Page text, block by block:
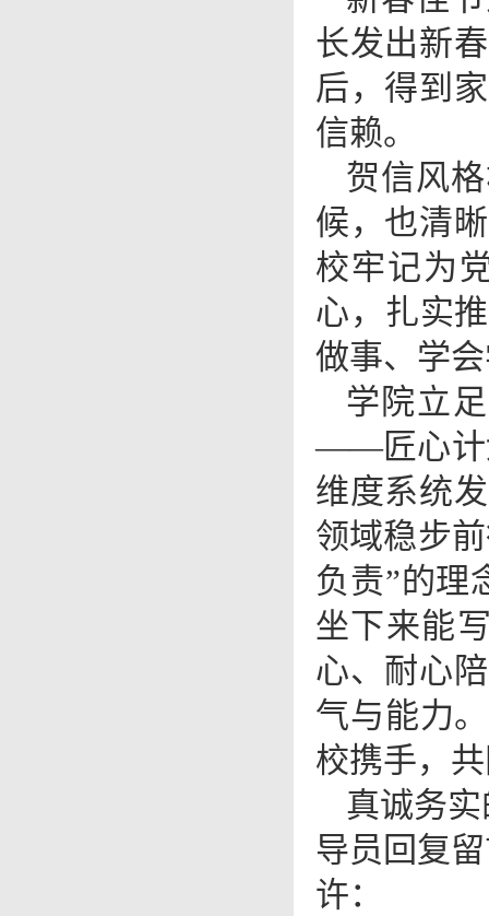
长发出新
后，得到
信赖。
贺信风
候，也清
校牢记为
心，扎实
做事、学
学院立
——匠心计
维度系统
领域稳步
负责”的理
坐下来能
心、耐心
气与能力
校携手，
真诚务
导员回复
许：